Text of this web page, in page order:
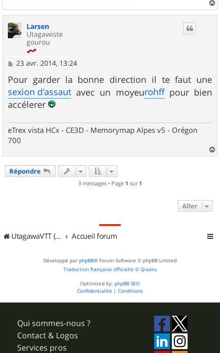
a
Larsen
Utagawiste
gourou
M
s
s
a
g
e
23 avr. 2014, 13:24
Pour garder la bonne direction il te faut une
sexion d'assaut avec un moyeurohffpour bien
accélerer
eTrex vista HCx - CE3D - Memorymap Alpes v5 - Orégon
700
a
Répondre
3 messages • Page 1 sur 1
Aller
UtagawaVTT (Randos VTT et VTTAE avec traces GPS) Accueil forum
Développé par phpBB® Forum Software © phpBB Limited
Traduction française officielle © Qiaeru
Optimized by: phpBB SEO
Confidentialité | Conditions
Qui sommes-nous ?
Contact & Logos
Services pros